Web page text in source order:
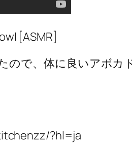
[ASMR]
ので、体に良いアボカ
?hl=ja